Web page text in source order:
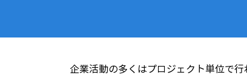
企業活動の多くはプロジェクト単位で